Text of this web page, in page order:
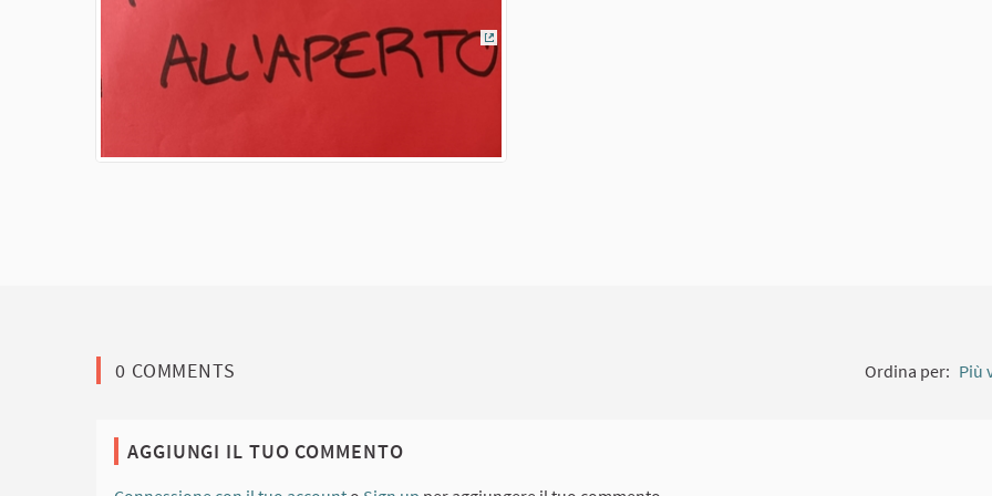
(Collegamento esterno)
0 COMMENTS Ordina per: Più
AGGIUNGI IL TUO COMMENTO